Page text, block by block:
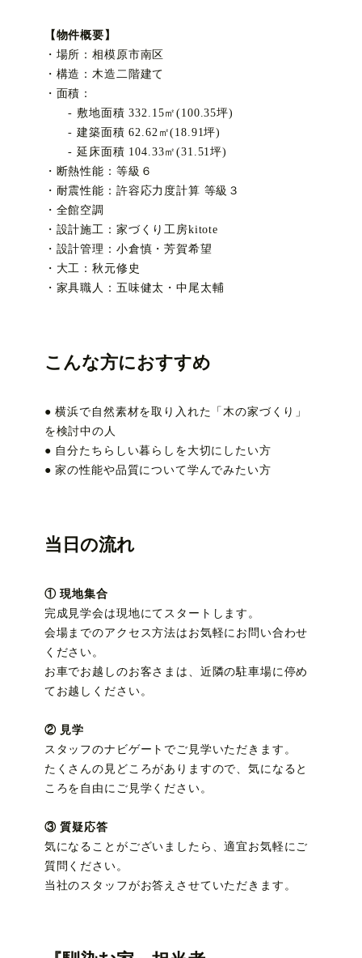
【物件概要】
・場所：相模原市南区
・構造：木造二階建て
・面積：
- 敷地面積 332.15㎡(100.35坪)
- 建築面積 62.62㎡(18.91坪)
- 延床面積 104.33㎡(31.51坪)
・断熱性能：等級６
・耐震性能：許容応力度計算 等級３
・全館空調
・設計施工：家づくり工房kitote
・設計管理：小倉慎・芳賀希望
・大工：秋元修史
・家具職人：五味健太・中尾太輔
こんな方におすすめ
● 横浜で自然素材を取り入れた「木の家づくり」
を検討中の人
● 自分たちらしい暮らしを大切にしたい方
● 家の性能や品質について学んでみたい方
当日の流れ
① 現地集合
完成見学会は現地にてスタートします。
会場までのアクセス方法はお気軽にお問い合わせ
ください。
お車でお越しのお客さまは、近隣の駐車場に停め
てお越しください。
② 見学
スタッフのナビゲートでご見学いただきます。
たくさんの見どころがありますので、気になると
ころを自由にご見学ください。
③ 質疑応答
気になることがございましたら、適宜お気軽にご
質問ください。
当社のスタッフがお答えさせていただきます。